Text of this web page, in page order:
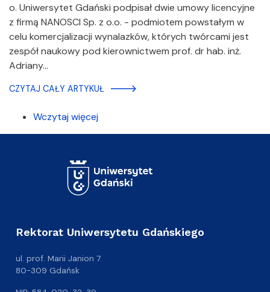
o. Uniwersytet Gdański podpisał dwie umowy licencyjne
z firmą NANOSCI Sp. z o.o. - podmiotem powstałym w
celu komercjalizacji wynalazków, których twórcami jest
zespół naukowy pod kierownictwem prof. dr hab. inż.
Adriany…
CZYTAJ CAŁY ARTYKUŁ
Wczytaj więcej
Rektorat Uniwersytetu Gdańskiego
ul. prof. Marii Janion 7
80-309 Gdańsk